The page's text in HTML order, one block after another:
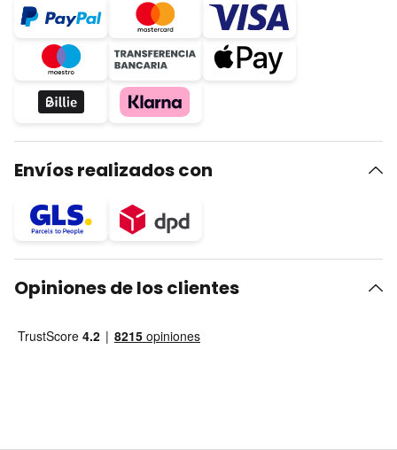
Envíos realizados con
Opiniones de los clientes